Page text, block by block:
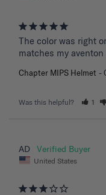
The color was right
matches my
Chapter MIPS Helmet
Was this helpful? 1
AD
United States